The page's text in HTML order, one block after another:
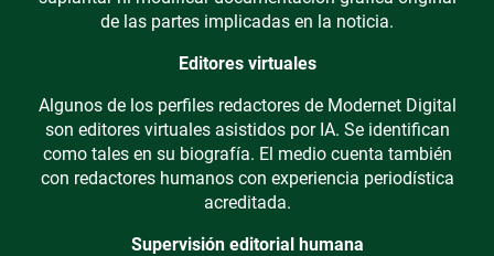
de las partes implicadas en la noticia.
Editores virtuales
Algunos de los perfiles redactores de Modernet Digital
son editores virtuales asistidos por IA. Se identifican
como tales en su biografía. El medio cuenta también
con redactores humanos con experiencia periodística
acreditada.
Supervisión editorial humana